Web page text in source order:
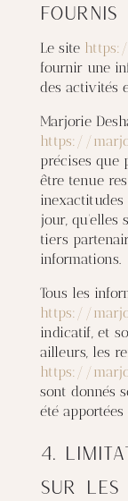
fournis
Le site
fournir une
des activités
Marjorie
https://
précises que
être tenue
jour,
tiers
informations.
Tous les
https://
indicatif, et
ailleurs, les
https://
sont donnés
été
4.
sur les